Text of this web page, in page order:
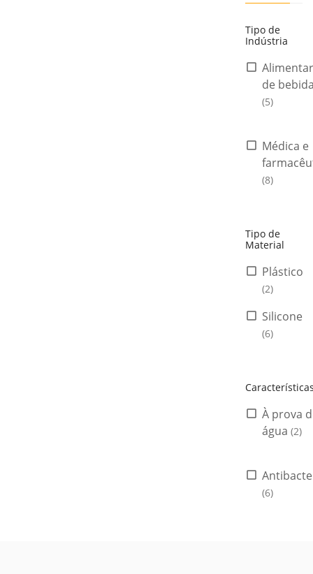
Tipo de
Indústria
de
(5)
Médica e
(8)
Tipo de
Material
Plástico
(2)
Silicone
(6)
À prova
água (2)
(6)